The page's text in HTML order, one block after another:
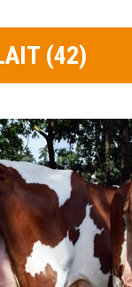
(42)